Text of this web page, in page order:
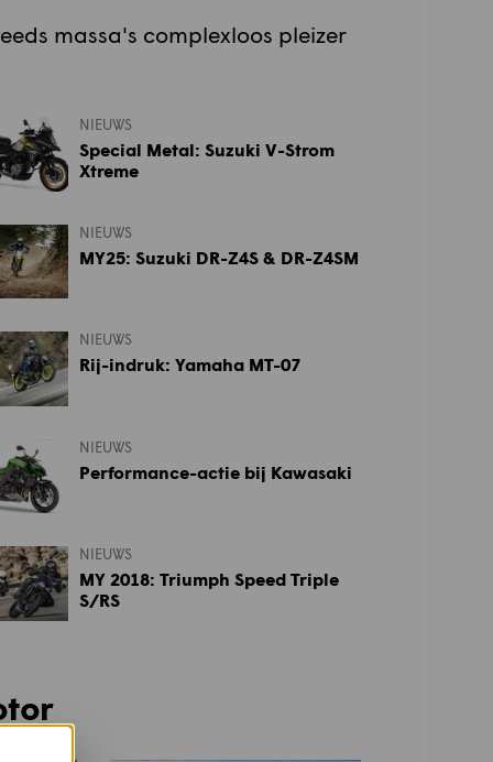
massa's complexloos pleizer
NIEUWS
Special Metal: Suzuki V-Strom
Xtreme
NIEUWS
MY25: Suzuki DR-Z4S & DR-Z4SM
NIEUWS
Rij-indruk: Yamaha MT-07
NIEUWS
Performance-actie bij Kawasaki
NIEUWS
MY 2018: Triumph Speed Triple
S/RS